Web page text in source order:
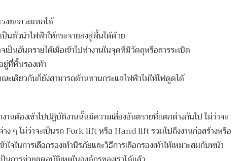
งตกกระแทกได้
ป็นตัวนำไฟฟ้าให้กระจายลงสู่พื้นได้ด้วย
นอันตรายได้เมื่อเข้าไปทำงานในจุดที่มีวัตถุหรือสารระเบิด
ที่พื้นรองเท้า
ะเดียวกันก็ยังสามารถต้านทานกระแสไฟฟ้าไม่ให้ไฟดูดได้
านต้องเข้าไปปฏิบัติงานนั้นมีความเสี่ยงอันตรายที่แตกต่างกันไป ไม่ว่าจะ
าง ๆ ไม่ว่าจะเป็นรถ Fork lift หรือ Hand lift รวมไปถึงงานก่อสร้างหรือ
นการเลือกรองเท้านิรภัยและวิธีการเลือกรองเท้าให้เหมาะสมกับหน้า